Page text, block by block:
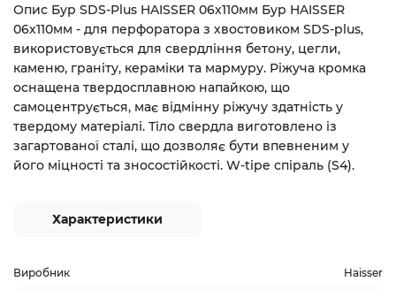
Опис Бур SDS-Plus HAISSER 06х110мм Бур HAISSER
06х110мм - для перфоратора з хвостовиком SDS-plus,
використовується для свердління бетону, цегли,
каменю, граніту, кераміки та мармуру. Ріжуча кромка
оснащена твердосплавною напайкою, що
самоцентрується, має відмінну ріжучу здатність у
твердому матеріалі. Тіло свердла виготовлено із
загартованої сталі, що дозволяє бути впевненим у
його міцності та зносостійкості. W-tipe спіраль (S4).
Характеристики
Виробник Haisser